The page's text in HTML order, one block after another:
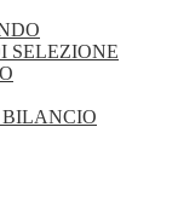
SELEZIONE
BILANCIO